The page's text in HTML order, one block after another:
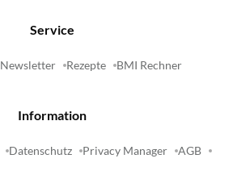
Service
Newsletter Rezepte BMI Rechner
Information
Datenschutz Privacy Manager AGB